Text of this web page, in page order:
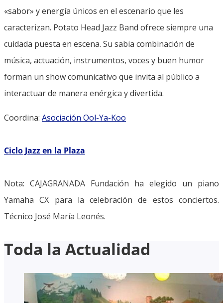
«sabor» y energía únicos en el escenario que les
caracterizan. Potato Head Jazz Band ofrece siempre una
cuidada puesta en escena. Su sabia combinación de
música, actuación, instrumentos, voces y buen humor
forman un show comunicativo que invita al público a
interactuar de manera enérgica y divertida.
Coordina: Asociación Ool-Ya-Koo
Ciclo Jazz en la Plaza
Nota: CAJAGRANADA Fundación ha elegido un piano
Yamaha CX para la celebración de estos conciertos.
Técnico José María Leonés.
Toda la Actualidad